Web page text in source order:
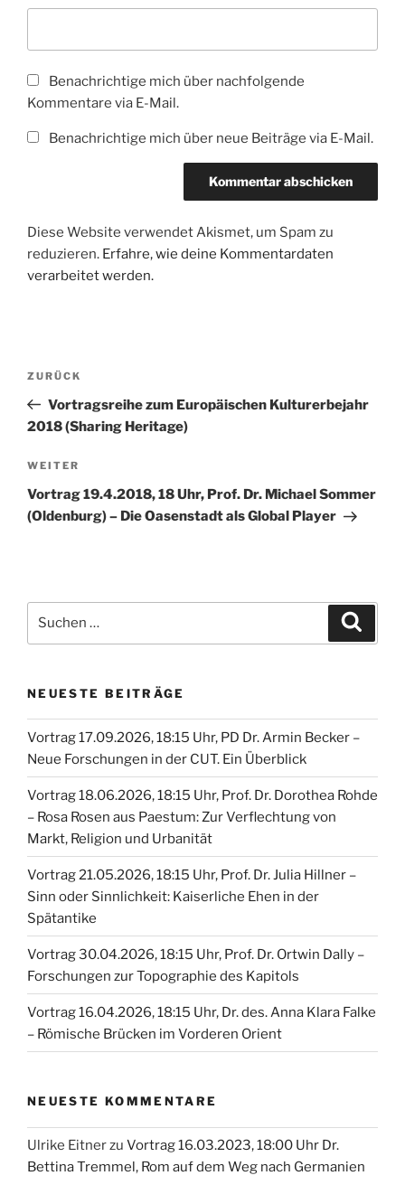
Benachrichtige mich über nachfolgende
Kommentare via E-Mail.
Benachrichtige mich über neue Beiträge via E-Mail.
Diese Website verwendet Akismet, um Spam zu
reduzieren. Erfahre, wie deine Kommentardaten
verarbeitet werden.
Beitragsnavigation
Vorheriger
Beitrag
ZURÜCK
Vortragsreihe zum Europäischen Kulturerbejahr
2018 (Sharing Heritage)
Nächster
Beitrag
WEITER
Vortrag 19.4.2018, 18 Uhr, Prof. Dr. Michael Sommer
(Oldenburg) – Die Oasenstadt als Global Player
nach:
NEUESTE BEITRÄGE
Vortrag 17.09.2026, 18:15 Uhr, PD Dr. Armin Becker –
Neue Forschungen in der CUT. Ein Überblick
Vortrag 18.06.2026, 18:15 Uhr, Prof. Dr. Dorothea Rohde
– Rosa Rosen aus Paestum: Zur Verflechtung von
Markt, Religion und Urbanität
Vortrag 21.05.2026, 18:15 Uhr, Prof. Dr. Julia Hillner –
Sinn oder Sinnlichkeit: Kaiserliche Ehen in der
Spätantike
Vortrag 30.04.2026, 18:15 Uhr, Prof. Dr. Ortwin Dally –
Forschungen zur Topographie des Kapitols
Vortrag 16.04.2026, 18:15 Uhr, Dr. des. Anna Klara Falke
– Römische Brücken im Vorderen Orient
NEUESTE KOMMENTARE
Ulrike Eitnerzu Vortrag 16.03.2023, 18:00 Uhr Dr.
Bettina Tremmel, Rom auf dem Weg nach Germanien